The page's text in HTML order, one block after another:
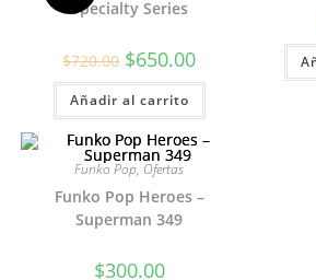
Specialty Series
$720.00 El
precio
original
era:
$720.00.
$650.00El
actual
$650.00.
Añadir al carrito
Funko Pop, Ofertas
Funko Pop Heroes –
Superman 349
$300.00